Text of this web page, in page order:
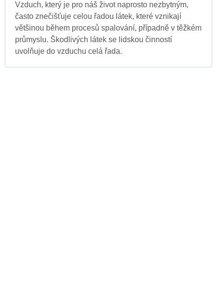
Vzduch, který je pro náš život naprosto nezbytným,
často znečišťuje celou řadou látek, které vznikají
většinou během procesů spalování, případně v těžkém
průmyslu. Škodlivých látek se lidskou činností
uvolňuje do vzduchu celá řada.